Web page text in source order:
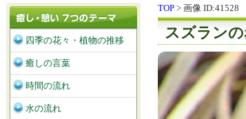
TOP > 画像 ID:41528
スズラン
四季の花々・植物の推移
癒しの言葉
時間の流れ
水の流れ